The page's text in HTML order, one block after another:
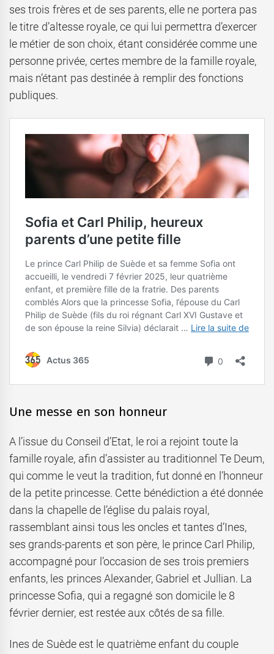
ses trois frères et de ses parents, elle ne portera pas
le titre d’altesse royale, ce qui lui permettra d’exercer
le métier de son choix, étant considérée comme une
personne privée, certes membre de la famille royale,
mais n’étant pas destinée à remplir des fonctions
publiques.
Une messe en son honneur
A l’issue du Conseil d’Etat, le roi a rejoint toute la
famille royale, afin d’assister au traditionnel Te Deum,
qui comme le veut la tradition, fut donné en l’honneur
de la petite princesse. Cette bénédiction a été donnée
dans la chapelle de l’église du palais royal,
rassemblant ainsi tous les oncles et tantes d’Ines,
ses grands-parents et son père, le prince Carl Philip,
accompagné pour l’occasion de ses trois premiers
enfants, les princes Alexander, Gabriel et Jullian. La
princesse Sofia, qui a regagné son domicile le 8
février dernier, est restée aux côtés de sa fille.
Ines de Suède est le quatrième enfant du couple